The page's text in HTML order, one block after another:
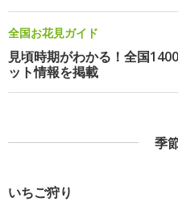
全国お花見ガイド
見頃時期がわかる！全国
ット情報を掲載
季
いちご狩り